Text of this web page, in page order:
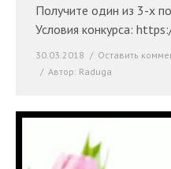
Получите один из 3-х
Условия конкурса:
30.03.2018 Оставить
Автор: Raduga